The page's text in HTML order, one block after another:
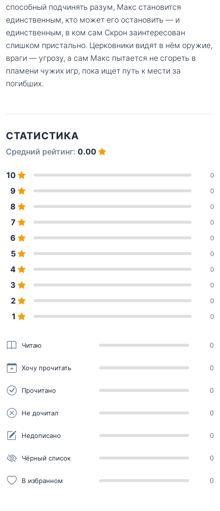
способный подчинять разум, Макс становится
единственным, кто может его остановить — и
единственным, в ком сам Скрон заинтересован
слишком пристально. Церковники видят в нём оружие,
враги — угрозу, а сам Макс пытается не сгореть в
пламени чужих игр, пока ищет путь к мести за
погибших.
СТАТИСТИКА
Средний рейтинг: 0.00
10 0
9 0
8 0
7 0
6 0
5 0
4 0
3 0
2 0
1 0
Читаю 0
Хочу прочитать 0
Прочитано 0
Не дочитал 0
Недописано 0
Чёрный список 0
В избранном 0